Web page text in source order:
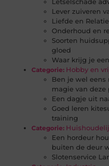
Lever zuiveren
Liefde en
Onderhoud en
Soorten
gloed
Waar krijg je
Categorie: Hobby en
Ben je wel eens
magie van deze
Een dagje uit
Goed leren
training
Categorie:
Een hordeur
buiten de deur
Slotenservice